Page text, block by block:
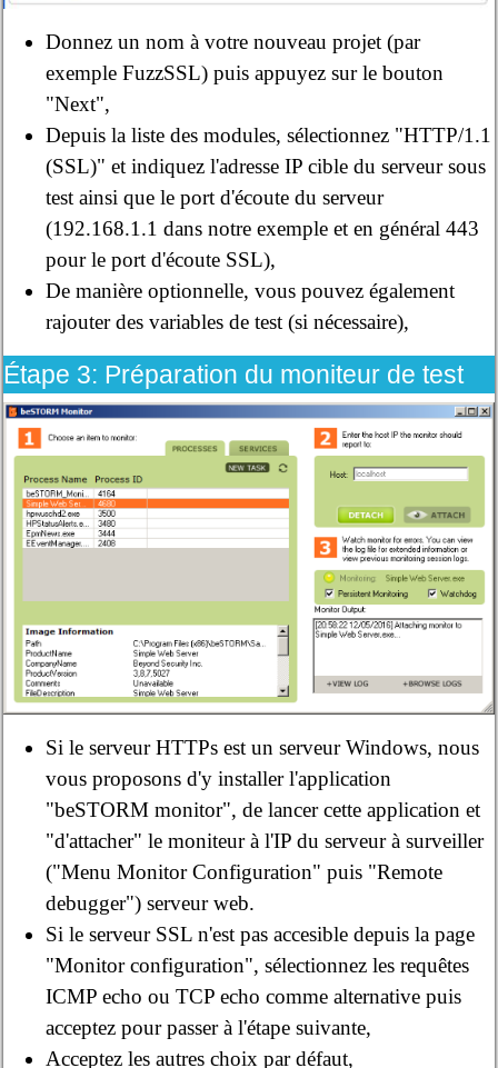
Donnez un nom à votre nouveau projet (par
exemple FuzzSSL) puis appuyez sur le bouton
"Next",
Depuis la liste des modules, sélectionnez "HTTP/1.1
(SSL)" et indiquez l'adresse IP cible du serveur sous
test ainsi que le port d'écoute du serveur
(192.168.1.1 dans notre exemple et en général 443
pour le port d'écoute SSL),
De manière optionnelle, vous pouvez également
rajouter des variables de test (si nécessaire),
Étape 3: Préparation du moniteur de test
Si le serveur HTTPs est un serveur Windows, nous
vous proposons d'y installer l'application
"beSTORM monitor", de lancer cette application et
"d'attacher" le moniteur à l'IP du serveur à surveiller
("Menu Monitor Configuration" puis "Remote
debugger") serveur web.
Si le serveur SSL n'est pas accesible depuis la page
"Monitor configuration", sélectionnez les requêtes
ICMP echo ou TCP echo comme alternative puis
acceptez pour passer à l'étape suivante,
Acceptez les autres choix par défaut,